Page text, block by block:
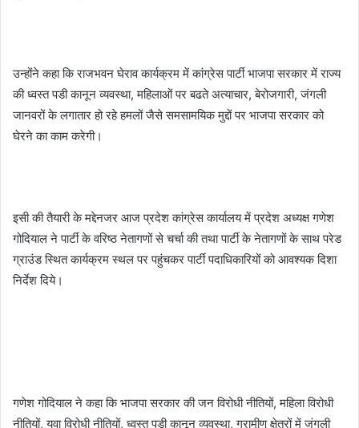
उन्होंने कहा कि राजभवन घेराव कार्यक्रम में कांग्रेस पार्टी भाजपा सरकार में राज्य
की ध्वस्त पडी कानून व्यवस्था, महिलाओं पर बढते अत्याचार, बेरोजगारी, जंगली
जानवरों के लगातार हो रहे हमलों जैसे समसामयिक मुद्दों पर भाजपा सरकार को
घेरने का काम करेगी।
इसी की तैयारी के मद्देनजर आज प्रदेश कांग्रेस कार्यालय में प्रदेश अध्यक्ष गणेश
गोदियाल ने पार्टी के वरिष्ठ नेतागणों से चर्चा की तथा पार्टी के नेतागणों के साथ परेड
ग्राउंड स्थित कार्यक्रम स्थल पर पहुंचकर पार्टी पदाधिकारियों को आवश्यक दिशा
निर्देश दिये।
गणेश गोदियाल ने कहा कि भाजपा सरकार की जन विरोधी नीतियों, महिला विरोधी
नीतियों, युवा विरोधी नीतियों, ध्वस्त पडी कानून व्यवस्था, ग्रामीण क्षेत्रों में जंगली